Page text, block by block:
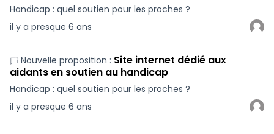
il y a presque 6 ans
Handicap : quel soutien pour les proches ?
il y a presque 6 ans
Nouvelle proposition : Site internet dédié aux
aidants en soutien au handicap
Handicap : quel soutien pour les proches ?